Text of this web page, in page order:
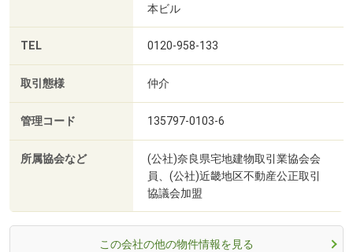
本ビル
TEL 0120-958-133
取引態様 仲介
管理コード 135797-0103-6
所属協会など
(公社)奈良県宅地建物取引業協会会
員、(公社)近畿地区不動産公正取引
協議会加盟
この会社の他の物件情報を見る